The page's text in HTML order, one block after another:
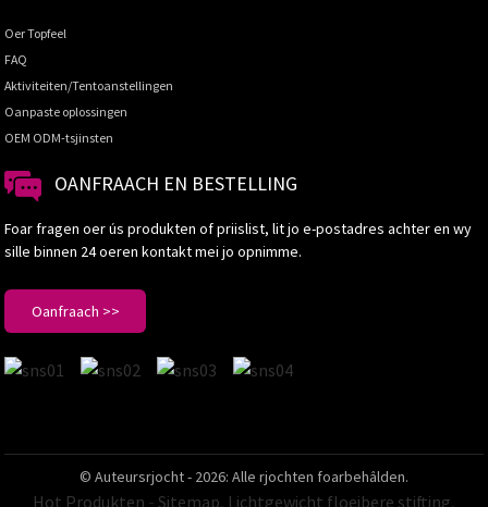
Oer Topfeel
FAQ
Aktiviteiten/Tentoanstellingen
Oanpaste oplossingen
OEM ODM-tsjinsten
OANFRAACH EN BESTELLING
Foar fragen oer ús produkten of priislist, lit jo e-postadres achter en wy
sille binnen 24 oeren kontakt mei jo opnimme.
Oanfraach >>
© Auteursrjocht - 2026: Alle rjochten foarbehâlden.
Hot Produkten - Sitemap, Lichtgewicht floeibere stifting,